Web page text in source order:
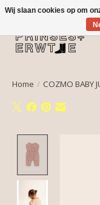
Home / COZMO BABY
Wij slaan cookies op om